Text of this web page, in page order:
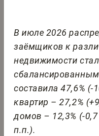
В июле 2026
заёмщиков к
недвижимости
составила 47,6%
квартир – 27,2%
домов – 12,3% (-
п.п.).